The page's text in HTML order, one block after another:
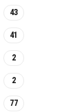
43
41
2
2
77